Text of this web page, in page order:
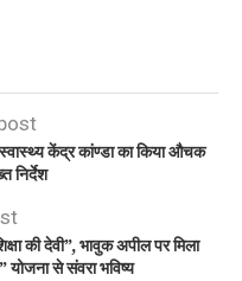
केंद्र कांण्डा का किया औचक
निर्देश
की देवी”, भावुक अपील पर मिला
योजना से संवरा भविष्य